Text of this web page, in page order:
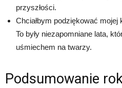
przyszłości.
Chciałbym podziękować
To były niezapomniane lata,
uśmiechem na twarzy.
Podsumowanie